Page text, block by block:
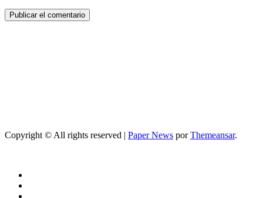
Copyright © All rights reserved | Paper News porThemeansar.